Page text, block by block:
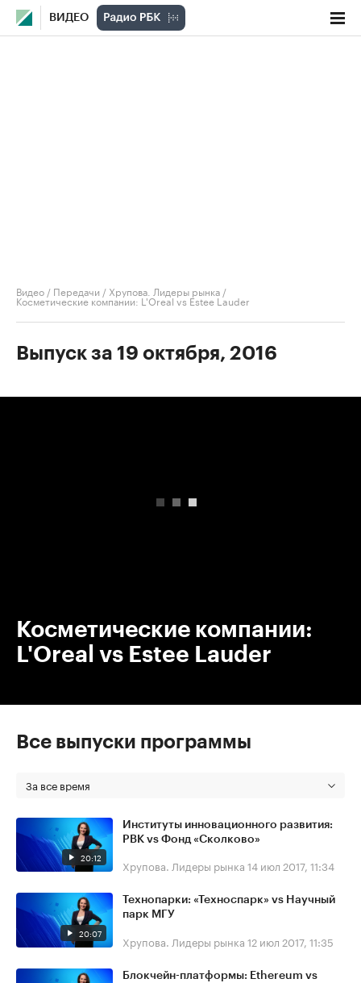
ВИДЕО
Видео / Передачи / Хрупова. Лидеры рынка /
Косметические компании: L'Oreal vs Estee Lauder
Выпуск за 19 октября, 2016
Косметические компании:
L'Oreal vs Estee Lauder
Все выпуски программы
За все время
20:12
Институты инновационного развития:
РВК vs Фонд «Сколково»
Хрупова. Лидеры рынка 14 июл 2017, 11:34
20:07
Технопарки: «Техноспарк» vs Научный
парк МГУ
Хрупова. Лидеры рынка 12 июл 2017, 11:35
Блокчейн-платформы: Ethereum vs